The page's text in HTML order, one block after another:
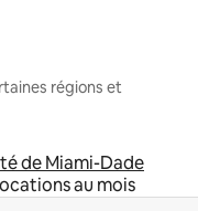
régions et
de Miami-Dade
au mois